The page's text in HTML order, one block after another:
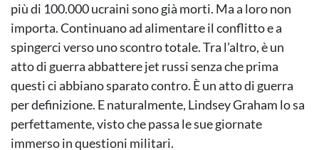
più di 100.000 ucraini sono già morti. Ma a loro non
importa. Continuano ad alimentare il conflitto e a
spingerci verso uno scontro totale. Tra l’altro, è un
atto di guerra abbattere jet russi senza che prima
questi ci abbiano sparato contro. È un atto di guerra
per definizione. E naturalmente, Lindsey Graham lo sa
perfettamente, visto che passa le sue giornate
immerso in questioni militari.